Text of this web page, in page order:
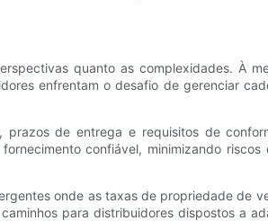
quanto as complexidades. À
enfrentam o desafio de gerenciar
de entrega e requisitos de
confiável, minimizando riscos
onde as taxas de propriedade de
para distribuidores dispostos a